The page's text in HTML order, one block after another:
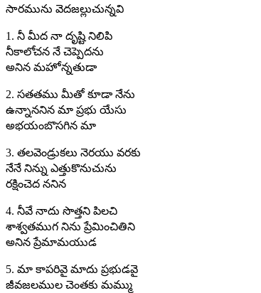
సారమును వెదజల్లుచున్నవి
1. నీ మీద నా దృష్టి నిలిపి
నీకాలోచన నే చెప్పెదను
అనిన మహోన్నతుడా
2. సతతము మీతో కూడా నేను
ఉన్నాననిన మా ప్రభు యేసు
అభయంబొసగిన మా
3. తలవెండ్రుకలు నెరయు వరకు
నేనే నిన్ను ఎత్తుకొనుచును
రక్షించెద ననిన
4. నీవే నాదు సొత్తని పిలచి
శాశ్వతముగ నిను ప్రేమించితిని
అనిన ప్రేమామయుడ
5. మా కాపరివై మాదు ప్రభుడవై
జీవజలముల చెంతకు మమ్ము